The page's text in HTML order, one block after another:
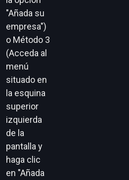
"Añada su
empresa")
o Método 3
(Acceda al
menú
situado en
la esquina
superior
izquierda
de la
pantalla y
haga clic
en "Añada